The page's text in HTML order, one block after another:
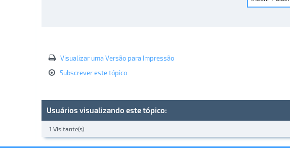
Visualizar uma Versão para Impressão
Subscrever este tópico
Usuários visualizando este tópico:
1 Visitante(s)